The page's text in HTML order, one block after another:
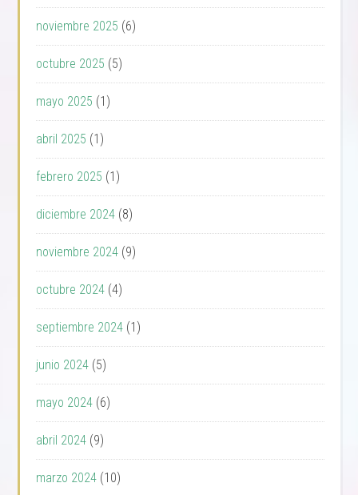
noviembre 2025 (6)
octubre 2025 (5)
mayo 2025 (1)
abril 2025 (1)
febrero 2025 (1)
diciembre 2024 (8)
noviembre 2024 (9)
octubre 2024 (4)
septiembre 2024 (1)
junio 2024 (5)
mayo 2024 (6)
abril 2024 (9)
marzo 2024 (10)